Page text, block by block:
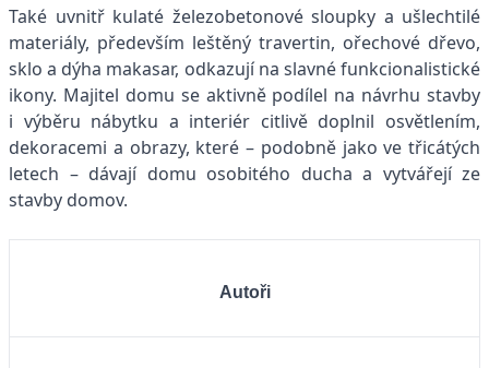
Také uvnitř kulaté železobetonové sloupky a ušlechtilé
materiály, především leštěný travertin, ořechové dřevo,
sklo a dýha makasar, odkazují na slavné funkcionalistické
ikony. Majitel domu se aktivně podílel na návrhu stavby
i výběru nábytku a interiér citlivě doplnil osvětlením,
dekoracemi a obrazy, které – podobně jako ve třicátých
letech – dávají domu osobitého ducha a vytvářejí ze
stavby domov.
Autoři